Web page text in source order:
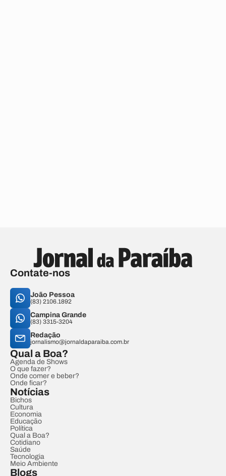
Contate-nos
João Pessoa
(83) 2106.1892
Campina Grande
(83) 3315-3204
Redação
jornalismo@jornaldaparaiba.com.br
Qual a Boa?
Agenda de Shows
O que fazer?
Onde comer e beber?
Onde ficar?
Notícias
Bichos
Cultura
Economia
Educação
Política
Qual a Boa?
Cotidiano
Saúde
Tecnologia
Meio Ambiente
Blogs